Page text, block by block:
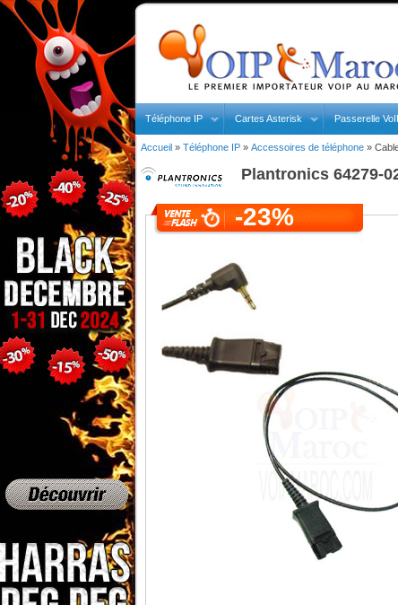
Téléphone IP Cartes Asterisk Passerelle
Accueil» Téléphone IP» Accessoires de téléphone»
Plantronics 64279-
-23%